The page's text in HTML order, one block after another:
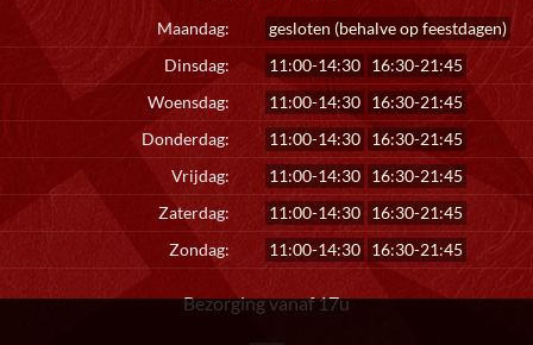
Maandag:
gesloten (behalve op feestdagen)
Dinsdag:
11:00-14:30 16:30-21:45
Woensdag:
11:00-14:30 16:30-21:45
Donderdag:
11:00-14:30 16:30-21:45
Vrijdag:
11:00-14:30 16:30-21:45
Zaterdag:
11:00-14:30 16:30-21:45
Zondag:
11:00-14:30 16:30-21:45
Bezorging vanaf 17u